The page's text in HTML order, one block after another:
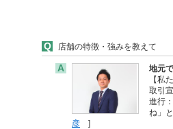
Q 店舗の特徴・強みを教えて
A
地元
【私
取引
進行
ね」
彦 ]